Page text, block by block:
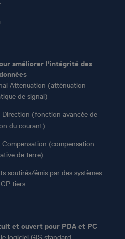
améliorer l'intégrité des
Attenuation (atténuation
de signal)
(fonction avancée de
du courant)
(compensation
de terre)
soutirés/émis par des systèmes
CP tiers
et ouvert pour PDA et PC